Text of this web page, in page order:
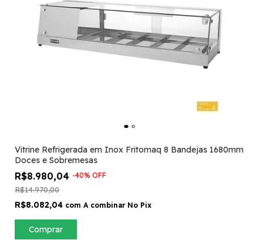
Vitrine Refrigerada em Inox Fritomaq 8 Bandejas 1680mm
Doces e Sobremesas
R$8.980,04 -40% OFF
R$14.970,00
R$8.082,04 com A combinar No Pix
Comprar